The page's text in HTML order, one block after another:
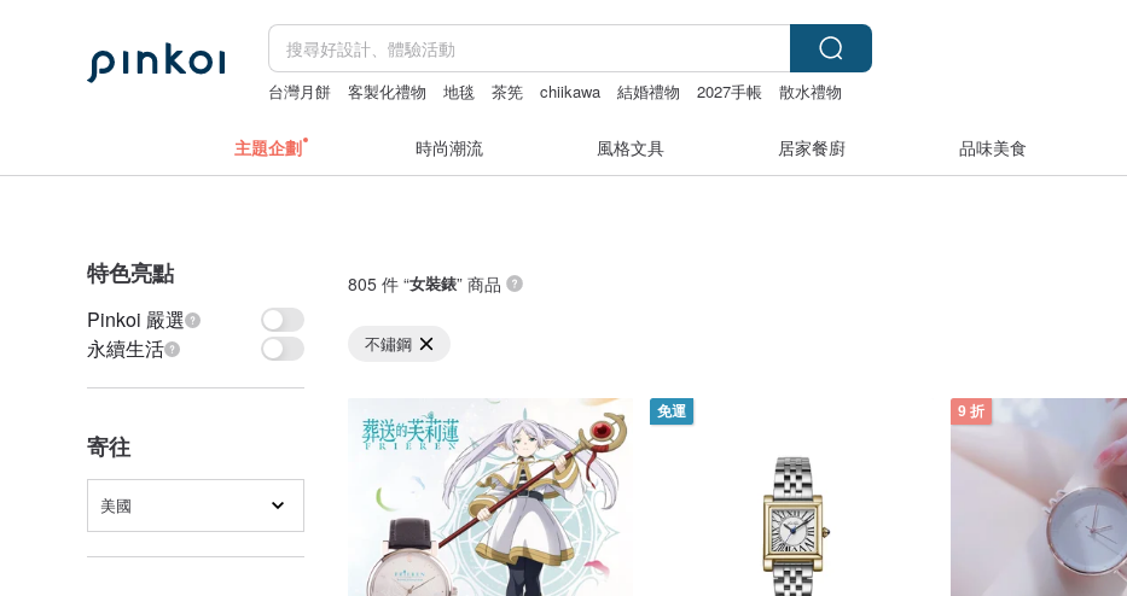
台灣月餅 客製化禮物 地毯 茶筅 chiikawa 結婚禮物 2027手帳 散水禮物
主題企劃 時尚潮流 風格文具 居家餐廚 品味美食
特色亮點
Pinkoi 嚴選
永續生活
寄往
美國
805 件 “女裝錶” 商品
不鏽鋼
免運 9 折